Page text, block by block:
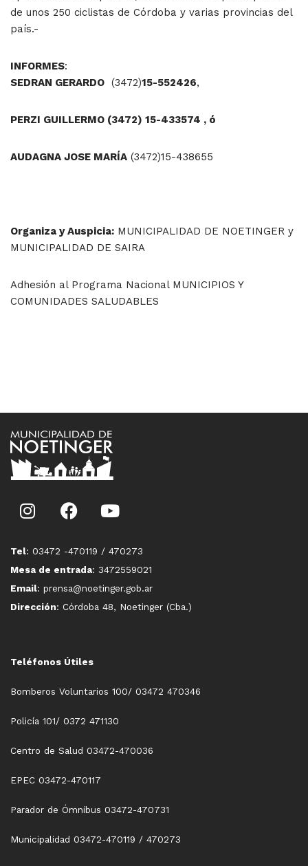
de unos 250 ciclistas de Córdoba y varias provincias del
país.-
INFORMES:
SEDRAN GERARDO (3472)15-552426,
PERZI GUILLERMO (3472) 15-433574 , ó
AUDAGNA JOSE MARÍA (3472)15-438655
Organiza y Auspicia: MUNICIPALIDAD DE NOETINGER y
MUNICIPALIDAD DE SAIRA
Adhesión al Programa Nacional MUNICIPIOS Y
COMUNIDADES SALUDABLES
Tel: 03472 -470119 / 470273
Mesa de entrada: 3472559021
Email: prensa@noetinger.gob.ar
Dirección: Córdoba 48, Noetinger (Cba.)
Teléfonos Útiles
Bomberos Voluntarios 100/ 03472 470346
Policía 101/ 0372 471130
Centro de Salud 03472-470036
EPEC 03472-470117
Parador de Ómnibus 03472-470731
Municipalidad 03472-470119 / 470273